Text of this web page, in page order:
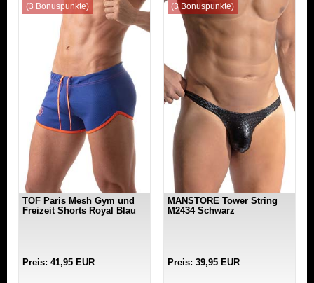
(3 Bonuspunkte)
TOF Paris Mesh Gym und
Freizeit Shorts Royal Blau
Preis: 41,95 EUR
(3 Bonuspunkte)
MANSTORE Tower String
M2434 Schwarz
Preis: 39,95 EUR